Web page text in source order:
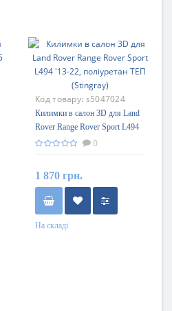
Код товару: s5047024
Килимки в салон 3D для Land
Rover Range Rover Sport L494
'13-22, поліуретан ТЕП
0
1 870 грн.
На складі